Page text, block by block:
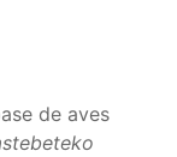
de aves